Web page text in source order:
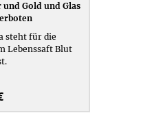
Gold und Glas
steht für die
Lebenssaft Blut